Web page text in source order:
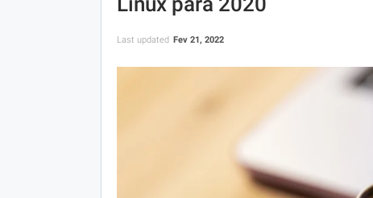
Last updated Fev 21, 2022